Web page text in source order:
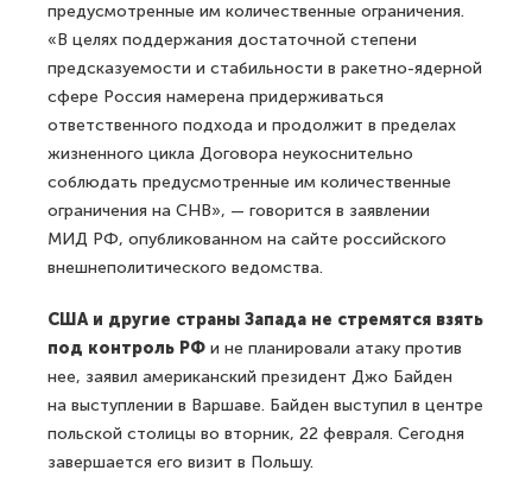
предусмотренные им количественные ограничения.
«В целях поддержания достаточной степени
предсказуемости и стабильности в ракетно-ядерной
сфере Россия намерена придерживаться
ответственного подхода и продолжит в пределах
жизненного цикла Договора неукоснительно
соблюдать предусмотренные им количественные
ограничения на СНВ», — говорится в заявлении
МИД РФ, опубликованном на сайте российского
внешнеполитического ведомства.
США и другие страны Запада не стремятся взять
под контроль РФ и не планировали атаку против
нее, заявил американский президент Джо Байден
на выступлении в Варшаве. Байден выступил в центре
польской столицы во вторник, 22 февраля. Сегодня
завершается его визит в Польшу.